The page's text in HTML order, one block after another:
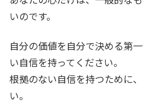
いのです。
自分の価値を自分で決める第
い自信を持ってください。
根拠のない自信を持つために
い。